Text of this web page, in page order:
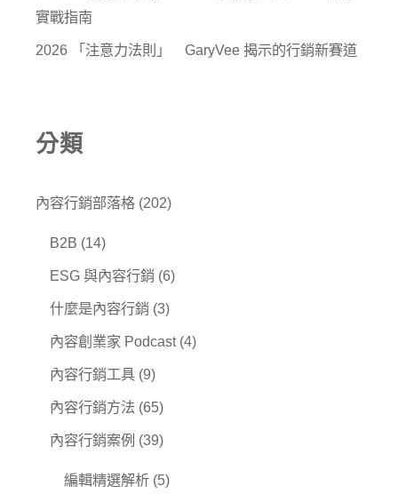
實戰指南
2026 「注意力法則」 GaryVee 揭示的行銷新賽道
分類
內容行銷部落格 (202)
B2B (14)
ESG 與內容行銷 (6)
什麼是內容行銷 (3)
內容創業家 Podcast(4)
內容行銷工具 (9)
內容行銷方法 (65)
內容行銷案例 (39)
編輯精選解析 (5)